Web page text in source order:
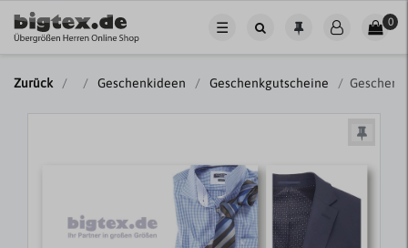
☰ 0
Zurück Geschenkideen Geschenkgutscheine